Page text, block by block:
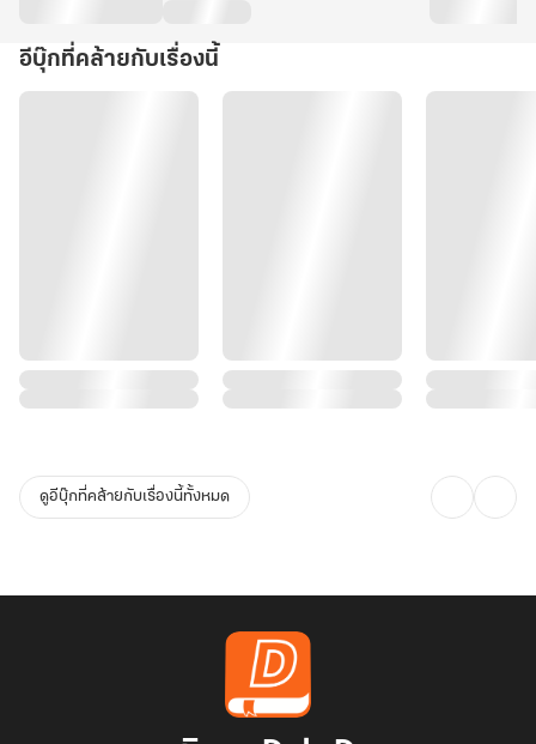
อีบุ๊กที่คล้ายกับเรื่องนี้
ดูอีบุ๊กที่คล้ายกับเรื่องนี้ทั้งหมด